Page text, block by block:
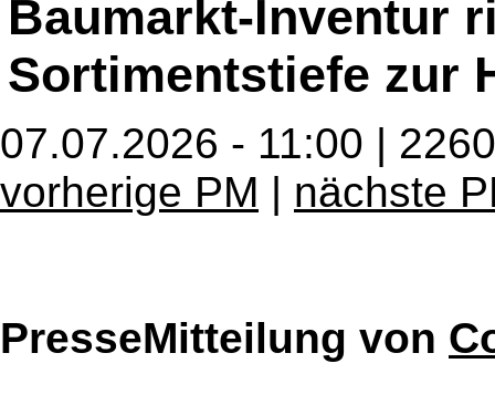
Baumarkt-Inventur
Sortimentstiefe zur
07.07.2026 - 11:00 |
vorherige PM | nächste
PresseMitteilung von